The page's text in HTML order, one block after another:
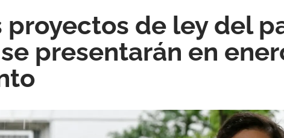
proyectos de ley del
presentarán en